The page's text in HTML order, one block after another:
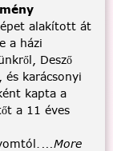
alakított át
a házi
Desző
és karácsonyi
kapta a
a 11 éves
...More